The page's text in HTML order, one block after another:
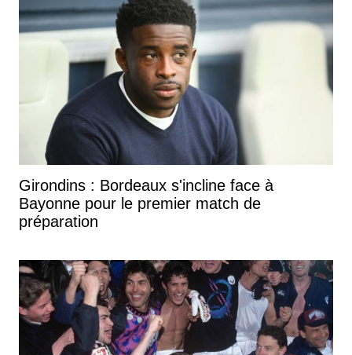
Girondins : Bordeaux s'incline face à
Bayonne pour le premier match de
préparation